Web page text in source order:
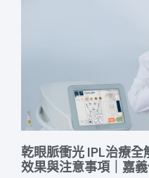
乾眼脈衝光 IPL治療全
效果與注意事項｜嘉